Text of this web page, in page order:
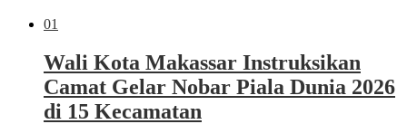
01
Wali Kota Makassar Instruksikan
Camat Gelar Nobar Piala Dunia 2026
di 15 Kecamatan